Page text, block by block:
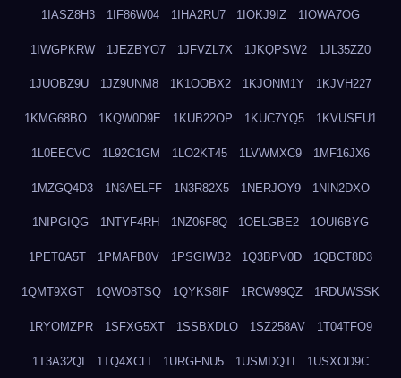
1IASZ8H3 1IF86W04 1IHA2RU7 1IOKJ9IZ 1IOWA7OG
1IWGPKRW 1JEZBYO7 1JFVZL7X 1JKQPSW2 1JL35ZZ0
1JUOBZ9U 1JZ9UNM8 1K1OOBX2 1KJONM1Y 1KJVH227
1KMG68BO 1KQW0D9E 1KUB22OP 1KUC7YQ5 1KVUSEU1
1L0EECVC 1L92C1GM 1LO2KT45 1LVWMXC9 1MF16JX6
1MZGQ4D3 1N3AELFF 1N3R82X5 1NERJOY9 1NIN2DXO
1NIPGIQG 1NTYF4RH 1NZ06F8Q 1OELGBE2 1OUI6BYG
1PET0A5T 1PMAFB0V 1PSGIWB2 1Q3BPV0D 1QBCT8D3
1QMT9XGT 1QWO8TSQ 1QYKS8IF 1RCW99QZ 1RDUWSSK
1RYOMZPR 1SFXG5XT 1SSBXDLO 1SZ258AV 1T04TFO9
1T3A32QI 1TQ4XCLI 1URGFNU5 1USMDQTI 1USXOD9C